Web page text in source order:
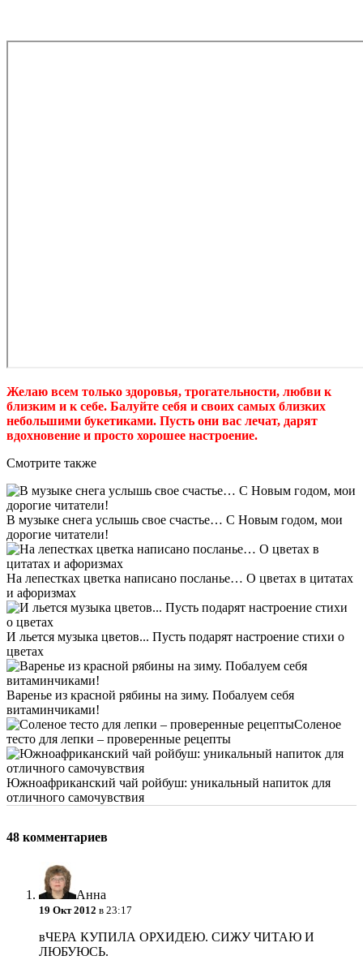
Желаю всем только здоровья, трогательности, любви к
близким и к себе. Балуйте себя и своих самых близких
небольшими букетиками. Пусть они вас лечат, дарят
вдохновение и просто хорошее настроение.
Смотрите также
В музыке снега услышь свое счастье… С Новым годом, мои
дорогие читатели!
На лепестках цветка написано посланье… О цветах в цитатах
и афоризмах
И льется музыка цветов... Пусть подарят настроение стихи о
цветах
Варенье из красной рябины на зиму. Побалуем себя
витаминчиками!
Соленое
тесто для лепки – проверенные рецепты
Южноафриканский чай ройбуш: уникальный напиток для
отличного самочувствия
48 комментариев
Анна
19 Окт 2012 в 23:17
вЧЕРА КУПИЛА ОРХИДЕЮ. СИЖУ ЧИТАЮ И
ЛЮБУЮСЬ.